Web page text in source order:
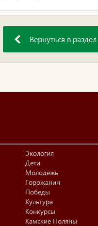
Вернуться в раздел
Экология
Дети
Молодежь
Горожанин
Победы
Культура
Конкурсы
Камские Поляны